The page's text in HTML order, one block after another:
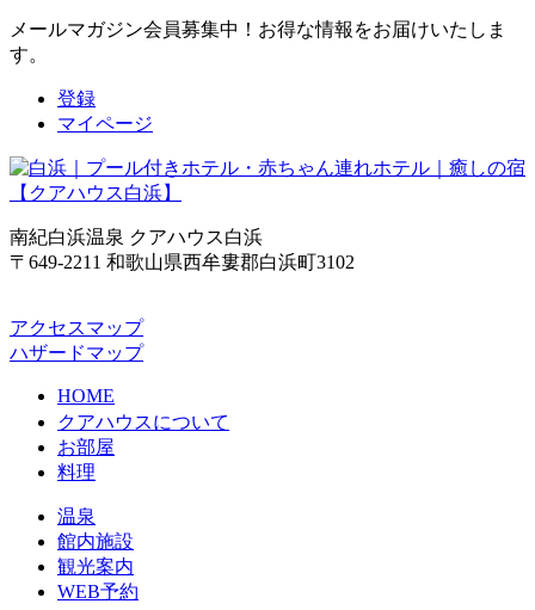
メールマガジン会員募集中！ お得な情報をお届けいたしま
す。
登録
マイページ
南紀白浜温泉 クアハウス白浜
〒649-2211 和歌山県西牟婁郡白浜町3102
アクセスマップ
ハザードマップ
HOME
クアハウスについて
お部屋
料理
温泉
館内施設
観光案内
WEB予約